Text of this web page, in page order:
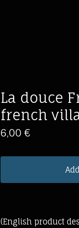
La douce
french
6,00€
(English product